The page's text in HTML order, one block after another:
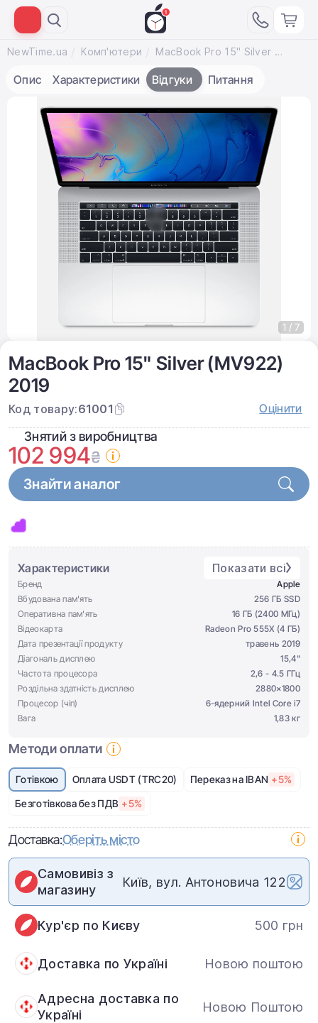
NewTime.ua Комп'ютери MacBook Pro 15" Silver (MV922) 2019
Опис Характеристики Відгуки Питання
MacBook Pro 15" Silver (MV922)
2019
Код товару:61001 Оцінити
Знятий з виробництва
102 994₴
Знайти аналог
Характеристики Показати всі
Бренд
Apple
Вбудована пам'ять
256 ГБ SSD
Оперативна пам'ять
16 ГБ (2400 МГц)
Відеокарта
Radeon Pro 555X (4 ГБ)
Дата презентації продукту
травень 2019
Діагональ дисплею
15,4"
Частота процесора
2,6 - 4.5 ГГц
Роздільна здатність дисплею
2880×1800
Процесор (чіп)
6-ядерний Intel Core i7
Вага
1,83 кг
Методи оплати
Готівкою Оплата USDT (TRC20) Переказ на IBAN +5%
Безготівкова без ПДВ +5%
Доставка:Оберіть місто
Самовивіз з
магазину
Київ, вул. Антоновича 122
Кур'єр по Києву 500 грн
Доставка по Україні Новою поштою
Адресна доставка по
Україні
Новою Поштою
1 / 7